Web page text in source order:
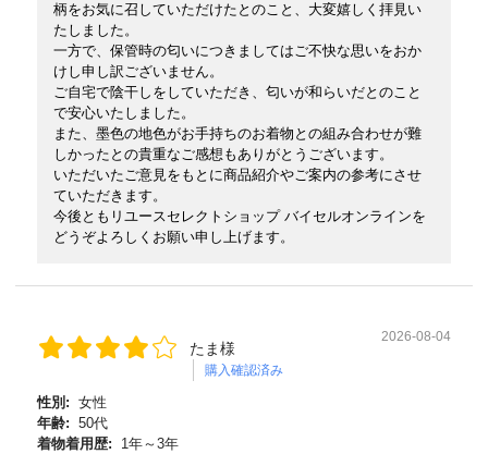
柄をお気に召していただけたとのこと、大変嬉しく拝見い
たしました。
一方で、保管時の匂いにつきましてはご不快な思いをおか
けし申し訳ございません。
ご自宅で陰干しをしていただき、匂いが和らいだとのこと
で安心いたしました。
また、墨色の地色がお手持ちのお着物との組み合わせが難
しかったとの貴重なご感想もありがとうございます。
いただいたご意見をもとに商品紹介やご案内の参考にさせ
ていただきます。
今後ともリユースセレクトショップ バイセルオンラインを
どうぞよろしくお願い申し上げます。
たま様
購入確認済み
2026-08-04
性別: 女性
年齢: 50代
着物着用歴:
1年～3年